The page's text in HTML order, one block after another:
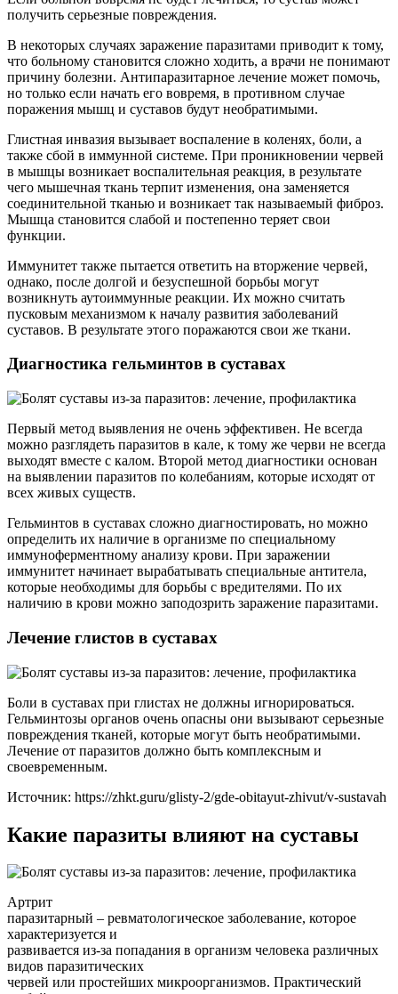
получить серьезные повреждения.
В некоторых случаях заражение паразитами приводит к тому,
что больному становится сложно ходить, а врачи не понимают
причину болезни. Антипаразитарное лечение может помочь,
но только если начать его вовремя, в противном случае
поражения мышц и суставов будут необратимыми.
Глистная инвазия вызывает воспаление в коленях, боли, а
также сбой в иммунной системе. При проникновении червей
в мышцы возникает воспалительная реакция, в результате
чего мышечная ткань терпит изменения, она заменяется
соединительной тканью и возникает так называемый фиброз.
Мышца становится слабой и постепенно теряет свои
функции.
Иммунитет также пытается ответить на вторжение червей,
однако, после долгой и безуспешной борьбы могут
возникнуть аутоиммунные реакции. Их можно считать
пусковым механизмом к началу развития заболеваний
суставов. В результате этого поражаются свои же ткани.
Диагностика гельминтов в суставах
Первый метод выявления не очень эффективен. Не всегда
можно разглядеть паразитов в кале, к тому же черви не всегда
выходят вместе с калом. Второй метод диагностики основан
на выявлении паразитов по колебаниям, которые исходят от
всех живых существ.
Гельминтов в суставах сложно диагностировать, но можно
определить их наличие в организме по специальному
иммуноферментному анализу крови. При заражении
иммунитет начинает вырабатывать специальные антитела,
которые необходимы для борьбы с вредителями. По их
наличию в крови можно заподозрить заражение паразитами.
Лечение глистов в суставах
Боли в суставах при глистах не должны игнорироваться.
Гельминтозы органов очень опасны они вызывают серьезные
повреждения тканей, которые могут быть необратимыми.
Лечение от паразитов должно быть комплексным и
своевременным.
Источник: https://zhkt.guru/glisty-2/gde-obitayut-zhivut/v-sustavah
Какие паразиты влияют на суставы
Артрит
паразитарный – ревматологическое заболевание, которое
характеризуется и
развивается из-за попадания в организм человека различных
видов паразитических
червей или простейших микроорганизмов. Практический